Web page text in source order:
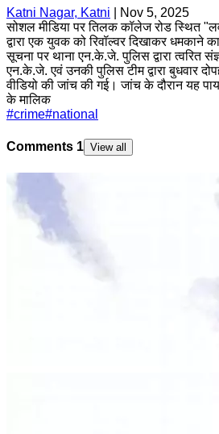
Katni Nagar, Katni
Nov 5, 2025
सोशल मीडिया पर तिलक कॉलेज रोड स्थित
द्वारा एक युवक को रिवॉल्वर दिखाकर धमकाने
सूचना पर थाना एन.के.जे. पुलिस द्वारा त्वरित
एन.के.जे. एवं उनकी पुलिस टीम द्वारा बुधवार
वीडियो की जांच की गई। जांच के दौरान यह
के मालिक
#crime#national
Comments 1 View all